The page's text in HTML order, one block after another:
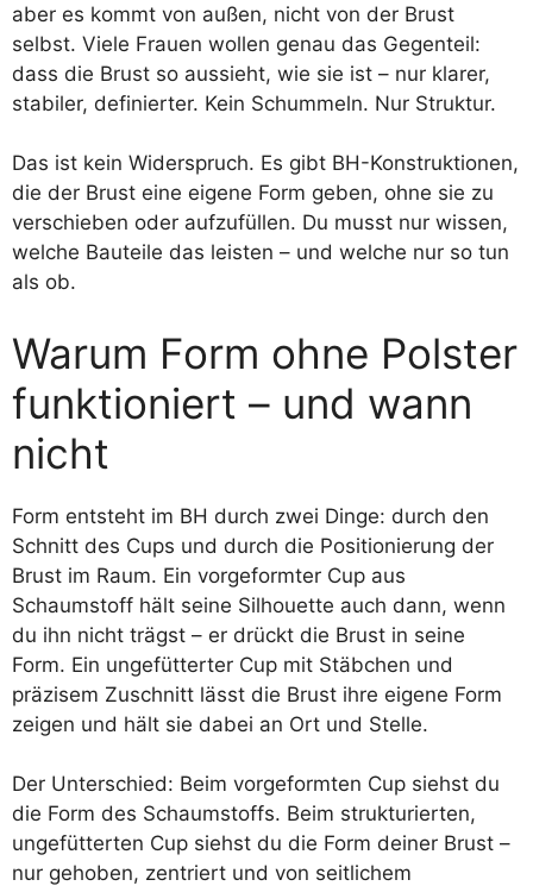
aber es kommt von außen, nicht von der Brust
selbst. Viele Frauen wollen genau das Gegenteil:
dass die Brust so aussieht, wie sie ist – nur klarer,
stabiler, definierter. Kein Schummeln. Nur Struktur.
Das ist kein Widerspruch. Es gibt BH-Konstruktionen,
die der Brust eine eigene Form geben, ohne sie zu
verschieben oder aufzufüllen. Du musst nur wissen,
welche Bauteile das leisten – und welche nur so tun
als ob.
Warum Form ohne Polster
funktioniert – und wann
nicht
Form entsteht im BH durch zwei Dinge: durch den
Schnitt des Cups und durch die Positionierung der
Brust im Raum. Ein vorgeformter Cup aus
Schaumstoff hält seine Silhouette auch dann, wenn
du ihn nicht trägst – er drückt die Brust in seine
Form. Ein ungefütterter Cup mit Stäbchen und
präzisem Zuschnitt lässt die Brust ihre eigene Form
zeigen und hält sie dabei an Ort und Stelle.
Der Unterschied: Beim vorgeformten Cup siehst du
die Form des Schaumstoffs. Beim strukturierten,
ungefütterten Cup siehst du die Form deiner Brust –
nur gehoben, zentriert und von seitlichem